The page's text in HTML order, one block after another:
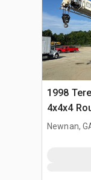
1998
4x4x4
Newnan,